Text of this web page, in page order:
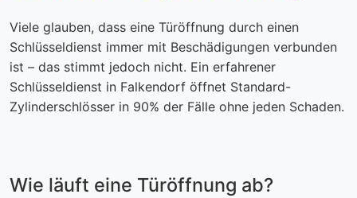
Viele glauben, dass eine Türöffnung durch einen
Schlüsseldienst immer mit Beschädigungen verbunden
ist – das stimmt jedoch nicht. Ein erfahrener
Schlüsseldienst in Falkendorf öffnet Standard-
Zylinderschlösser in 90% der Fälle ohne jeden Schaden.
Wie läuft eine Türöffnung ab?